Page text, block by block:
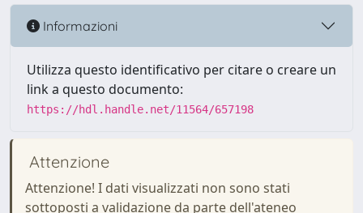
Informazioni
Utilizza questo identificativo per citare o creare un
link a questo documento:
https://hdl.handle.net/11564/657198
Attenzione
Attenzione! I dati visualizzati non sono stati
sottoposti a validazione da parte dell'ateneo